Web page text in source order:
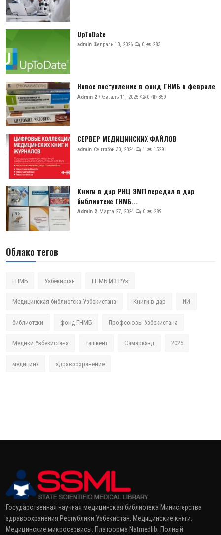
UpToDate
admin Февраль 13, 2026 0 283
Новое поступление в фонд ГНМБ в феврале
Admin 2 Февраль 11, 2025 0 359
СЕРВЕР МЕДИЦИНСКИХ ФАЙЛОВ
admin Сентябрь 30, 2024 1 1529
Книги в дар РНЦ ЭМП передал в дар
библиотеке ГНМБ...
Admin 2 Марта 27, 2024 0 289
Облако тегов
ГНМБ Узбекистан ГНМБ МЗ РУз
Медицинская библиотека Узбекистана Книги в дар ИИ
библиотеки фонд ГНМБ Профсоюзы Узбекистана
Медики Узбекистана Ташкент Самарканд 2025
медицина здравоохранение
Государственная научная медицинская библиотека Министерства
здравоохранения Республики Узбекистан. Медицинские книги.
Медицинские микросервисы. Платформа Natmedlib. Полный